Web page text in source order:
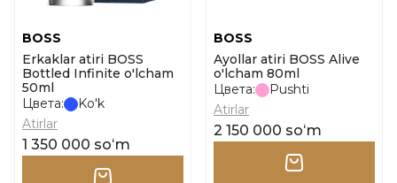
BOSS
Erkaklar atiri BOSS
Bottled Infinite o'lcham
50ml
Цвета:
Ko'k
Atirlar
1 350 000 soʻm
BOSS
Ayollar atiri BOSS Alive
o'lcham 80ml
Цвета:
Pushti
Atirlar
2 150 000 soʻm